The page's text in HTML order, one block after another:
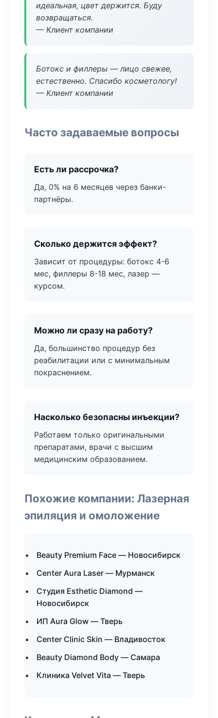
идеальная, цвет держится. Буду
возвращаться.
— Клиент компании
Ботокс и филлеры — лицо свежее,
естественно. Спасибо косметологу!
— Клиент компании
Часто задаваемые вопросы
Есть ли рассрочка?
Да, 0% на 6 месяцев через банки-
партнёры.
Сколько держится эффект?
Зависит от процедуры: ботокс 4-6
мес, филлеры 8-18 мес, лазер —
курсом.
Можно ли сразу на работу?
Да, большинство процедур без
реабилитации или с минимальным
покраснением.
Насколько безопасны инъекции?
Работаем только оригинальными
препаратами, врачи с высшим
медицинским образованием.
Похожие компании: Лазерная
эпиляция и омоложение
Beauty Premium Face — Новосибирск
Center Aura Laser — Мурманск
Студия Esthetic Diamond —
Новосибирск
ИП Aura Glow — Тверь
Center Clinic Skin — Владивосток
Beauty Diamond Body — Самара
Клиника Velvet Vita — Тверь